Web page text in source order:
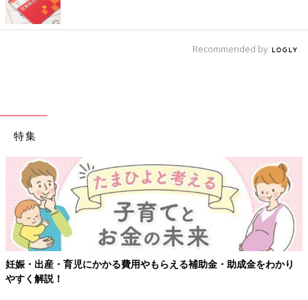
あれほど痛かった陣痛がほとんどなくなりました。ネット等で無
痛分娩の体験談を読んでいると「無痛分娩なのに痛かった！」と
う…」と思っていましたが、私の場合は問題ありませんでした。
Recommended by
特集
妊娠・出産・育児にかかる費用やもらえる補助金・助成金をわかり
やすく解説！